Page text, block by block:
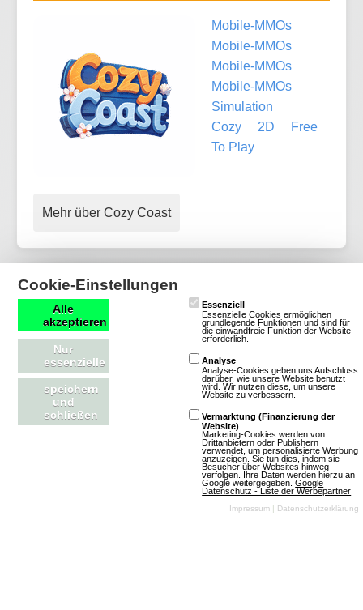
Mobile-MMOs
Mobile-MMOs
Mobile-MMOs
Mobile-MMOs
Simulation
Cozy
2D
Free
To Play
Mehr über Cozy Coast
Tanks 3D
2 Bewertungen
io-Games
Strategie
Krieg
3D
Unkommerziell
Cookie-Einstellungen
Alle
akzeptieren
Nur
essenzielle
speichern
und
schließen
Essenziell
Essenzielle Cookies ermöglichen
grundlegende Funktionen und sind für
die einwandfreie Funktion der Website
erforderlich.
Analyse
Analyse-Cookies geben uns Aufschluss
darüber, wie unsere Website benutzt
wird. Wir nutzen diese, um unsere
Website zu verbessern.
Vermarktung (Finanzierung der
Website)
Marketing-Cookies werden von
Drittanbietern oder Publishern
verwendet, um personalisierte Werbung
anzuzeigen. Sie tun dies, indem sie
Besucher über Websites hinweg
verfolgen. Ihre Daten werden hierzu an
Google weitergegeben.Google
Datenschutz - Liste der Werbepartner
Impressum | Datenschutzerklärung